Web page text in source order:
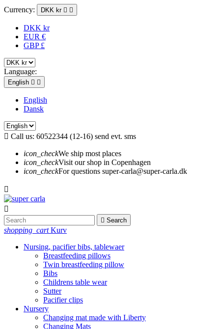
Currency: DKK kr  
DKK kr
EUR €
GBP £
Language:
English  
English
Dansk
 Call us: 60522344 (12-16) send evt. sms
icon_checkWe ship most places
icon_checkVisit our shop in Copenhagen
icon_checkFor questions super-carla@super-carla.dk


 Search
shopping_cart Kurv
Nursing, pacifier bibs, tablewaer
Breastfeeding pillows
Twin breastfeeding pillow
Bibs
Childrens table wear
Sutter
Pacifier clips
Nursery
Changing mat made with Liberty
Changing Mats